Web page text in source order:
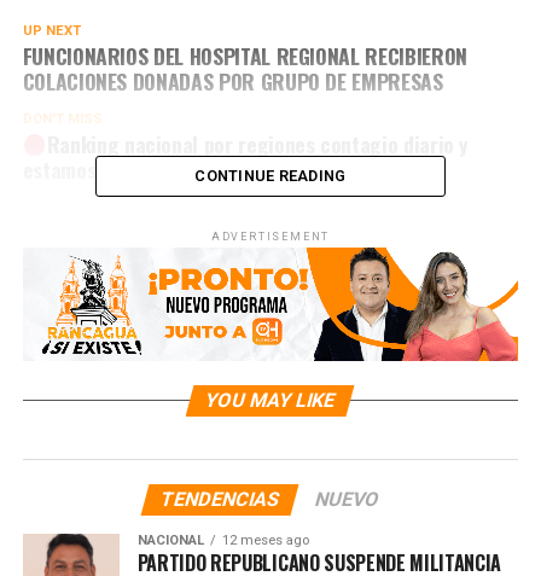
UP NEXT
FUNCIONARIOS DEL HOSPITAL REGIONAL RECIBIERON
COLACIONES DONADAS POR GRUPO DE EMPRESAS
DON'T MISS
estamos segundos
CONTINUE READING
ADVERTISEMENT
YOU MAY LIKE
TENDENCIAS NUEVO
NACIONAL 12 meses ago
PARTIDO REPUBLICANO SUSPENDE MILITANCIA